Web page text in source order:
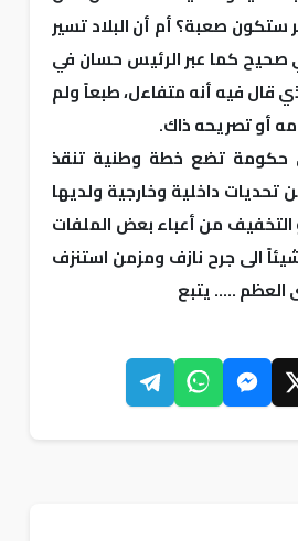
ستكون صعبة؟ أم أن البلاد تسير
كما عبر الرئيس حسان في
قال فيه أنه متفاءل، طبعاً ولم
أو تصريحه ذاك.
حكومة تضع خطة وطنية تنقذ
تحديات داخلية وخارجية ولديها
التخفيف من أعباء بعض الملفات
الى جرح نازف ومزمن استنزف
العظم ..... يتبع